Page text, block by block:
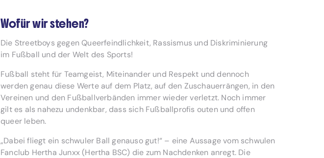
Wofür wir stehen?
Die Streetboys gegen Queerfeindlichkeit, Rassismus und Diskriminierung
im Fußball und der Welt des Sports!
Fußball steht für Teamgeist, Miteinander und Respekt und dennoch
werden genau diese Werte auf dem Platz, auf den Zuschauerrängen, in den
Vereinen und den Fußballverbänden immer wieder verletzt. Noch immer
gilt es als nahezu undenkbar, dass sich Fußballprofis outen und offen
queer leben.
„Dabei fliegt ein schwuler Ball genauso gut!“ – eine Aussage vom schwulen
Fanclub Hertha Junxx (Hertha BSC) die zum Nachdenken anregt. Die